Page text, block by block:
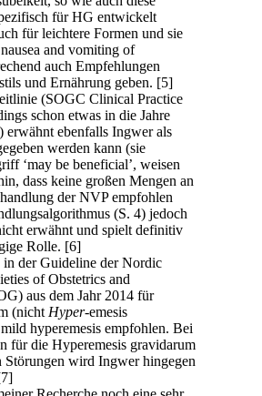
für HG entwickelt
für leichtere Formen und sie
and vomiting of
auch Empfehlungen
und Ernährung geben. [5]
(SOGC Clinical Practice
schon etwas in die Jahre
erwähnt ebenfalls Ingwer als
werden kann (sie
‘may be beneficial’, weisen
dass keine großen Mengen an
der NVP empfohlen
(S. 4) jedoch
erwähnt und spielt definitiv
Rolle. [6]
der Guideline der Nordic
of Obstetrics and
aus dem Jahr 2014 für
(nicht Hyper-emesis
hyperemesis empfohlen. Bei
für die Hyperemesis gravidarum
Störungen wird Ingwer hingegen